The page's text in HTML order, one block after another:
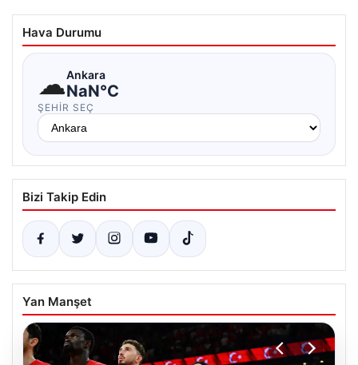
Hava Durumu
☁Ankara
NaN°C
ŞEHIR SEÇ
Bizi Takip Edin
Yan Manşet